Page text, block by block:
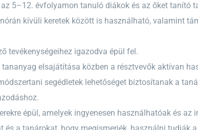
5–12. évfolyamon tanuló diákok és az őket tanító
kívüli keretek között is használható, valamint
tevékenységeihez igazodva épül fel.
tananyag elsajátítása közben a résztvevők aktívan
segédletek lehetőséget biztosítanak a
épül, amelyek ingyenesen használhatóak és az
és a tanárokat, hogy megismerjék, használni tudják